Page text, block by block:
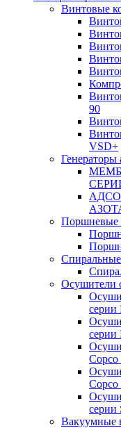
Винтовые
90
VSD+
Генераторы
Поршневые
Осушители
серии
серии
серии
Вакуумные